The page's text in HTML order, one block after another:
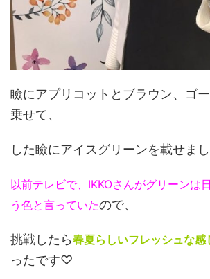
瞼にアプリコットとブラウン、ゴ
乗せて、
した瞼にアイスグリーンを載せま
以前テレビで、IKKOさんがグリーンは
う色と言っていたので、
挑戦したら春夏らしいフレッシュな感
ったです♡